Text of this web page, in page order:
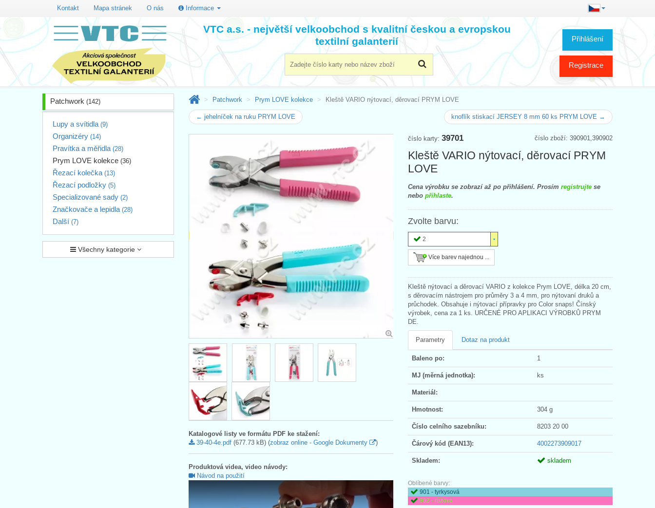
Kontakt Mapa stránek O nás Informace
Přihlášení
Registrace
VTC a.s. - největší velkoobchod s kvalitní českou a evropskou
textilní galanterií
Patchwork (142)
Lupy a svítidla (9)
Organizéry (14)
Pravítka a měřidla (28)
Prym LOVE kolekce (36)
Řezací kolečka (13)
Řezací podložky (5)
Specializované sady (2)
Značkovače a lepidla (28)
Další (7)
Všechny kategorie
Patchwork Prym LOVE kolekce Kleště VARIO nýtovací, děrovací PRYM LOVE
← jehelníček na ruku PRYM LOVE knoflík stiskací JERSEY 8 mm 60 ks PRYM LOVE →
číslo zboží: 390901,390902
číslo karty: 39701
Kleště VARIO nýtovací, děrovací PRYM
LOVE
Cena výrobku se zobrazí až po přihlášení. Prosím registrujte se
nebo přihlaste.
Zvolte barvu:
2
Více barev najednou ...
Kleště nýtovací a děrovací VARIO z kolekce Prym LOVE, délka 20 cm,
s děrovacím nástrojem pro průměry 3 a 4 mm, pro nýtovaní druků a
průchodek. Obsahuje i nýtovací přípravky pro Color snaps! Čínský
výrobek, cena za 1 ks. URČENÉ PRO APLIKACI VÝROBKŮ PRYM
DE.
Parametry Dotaz na produkt
Baleno po: 1
MJ (měrná jednotka): ks
Materiál:
Hmotnost: 304 g
Číslo celního sazebníku: 8203 20 00
Čárový kód (EAN13): 4002273909017
Skladem: skladem
Oblíbené barvy:
901 - tyrkysová
902 - růžová
Katalogové listy ve formátu PDF ke stažení:
39-40-4e.pdf (677.73 kB) (zobraz online - Google Dokumenty )
Produktová videa, video návody:
Návod na použití